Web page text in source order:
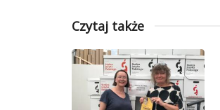
Czytaj także